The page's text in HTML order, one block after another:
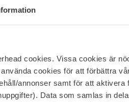
cookies. Vissa cookies är
cookies för att förbättra
annonser samt för att aktivera
Data som samlas in
Emporio Classic She
636 zł